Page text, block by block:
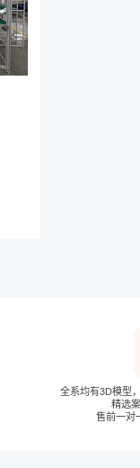
全系均有3D模型
精选
售前一对